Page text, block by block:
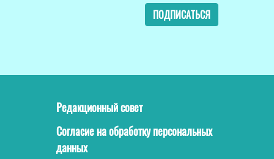
ПОДПИСАТЬСЯ
Редакционный совет
Согласие на обработку персональных
данных